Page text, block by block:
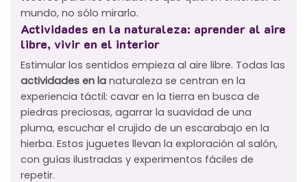
mundo, no sólo mirarlo.
Actividades en la naturaleza: aprender al aire
libre, vivir en el interior
Estimular los sentidos empieza al aire libre. Todas las
actividades en la naturaleza se centran en la
experiencia táctil: cavar en la tierra en busca de
piedras preciosas, agarrar la suavidad de una
pluma, escuchar el crujido de un escarabajo en la
hierba. Estos juguetes llevan la exploración al salón,
con guías ilustradas y experimentos fáciles de
repetir.